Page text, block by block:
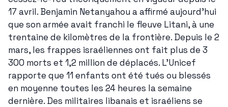
17 avril. Benjamin Netanyahou a affirmé aujourd'hui
que son armée avait franchi le fleuve Litani, à une
trentaine de kilomètres de la frontière. Depuis le 2
mars, les frappes israéliennes ont fait plus de 3
300 morts et 1,2 million de déplacés. L'Unicef
rapporte que 11 enfants ont été tués ou blessés
en moyenne toutes les 24 heures la semaine
dernière. Des militaires libanais et israéliens se